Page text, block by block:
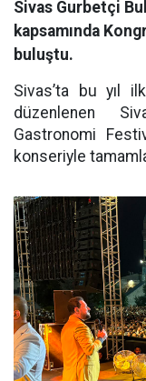
Sivas Gurbetçi
kapsamında
buluştu.
Sivas’ta bu yıl
düzenlenen
Gastronomi
konseriyle